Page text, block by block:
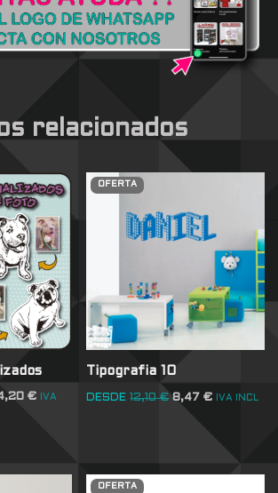
relacionados
€ IVA
OFERTA
Tipografia 10
DESDE 12,10€ 8,47€ IVA INCL
OFERTA